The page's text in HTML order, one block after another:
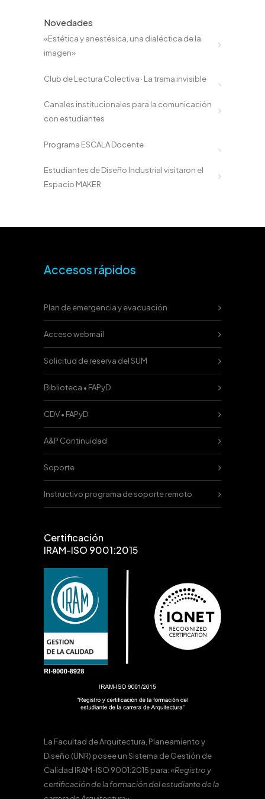
Novedades
«Estética y anestésica, una dialéctica de la
imagen»
Club de Lectura Colectiva · La trama invisible
Canales institucionales para la comunicación
con estudiantes
Programa ESCALA Docente
Estudiantes de Diseño Industrial visitaron el
Espacio MAKER
Accesos rápidos
Plan de emergencia y evacuación
Acceso webmail
Solicitud de reserva del SUM
Biblioteca • FAPyD
CDV • FAPyD
A&P Continuidad
Soporte
Instructivo programa de soporte remoto
Certificación
IRAM-ISO 9001:2015
La Facultad de Arquitectura, Planeamiento y
Diseño (UNR) posee un Sistema de Gestión de
Calidad IRAM-ISO 9001:2015 para:«Registro y
certificación de la formación del estudiante de la